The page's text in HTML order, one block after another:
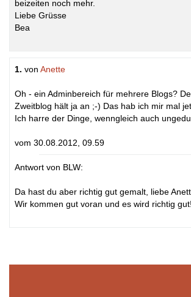
beizeiten noch mehr.
Liebe Grüsse
Bea
1. von Anette
Oh - ein Adminbereich für mehrere Blogs?
Zweitblog hält ja an ;-) Das hab ich mir mal
Ich harre der Dinge, wenngleich auch
vom 30.08.2012, 09.59
Antwort von BLW:
Da hast du aber richtig gut gemalt, liebe
Wir kommen gut voran und es wird richtig